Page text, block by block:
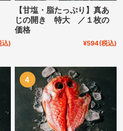
込)
【甘塩・脂たっぷり】真あ
じの開き 特大 ／１枚の
価格
¥594(税込)